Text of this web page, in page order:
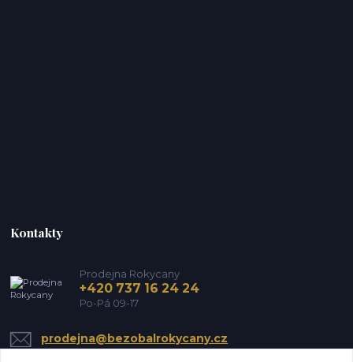
Kontakty
Prodejna Rokycany
+420 737 16 24 24
Po-Pá 09-17
prodejna@bezobalrokycany.cz